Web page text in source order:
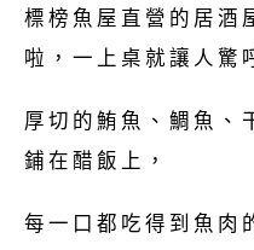
標榜魚屋直營的居酒
啦，一上桌就讓人驚
厚切的鮪魚、鯛魚、
鋪在醋飯上，
每一口都吃得到魚肉